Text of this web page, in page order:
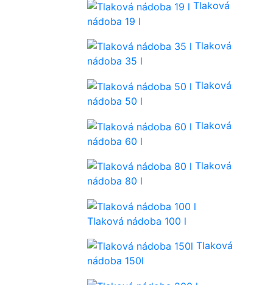
Tlaková
nádoba 19 l
Tlaková
nádoba 35 l
Tlaková
nádoba 50 l
Tlaková
nádoba 60 l
Tlaková
nádoba 80 l
Tlaková nádoba 100 l
Tlaková
nádoba 150l